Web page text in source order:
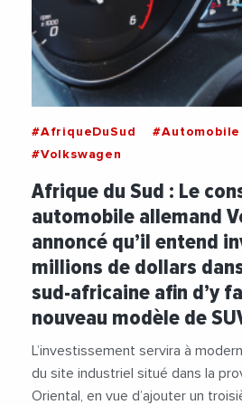
#AfriqueDuSud #Automobile
#Volkswagen
Afrique du Sud : Le
automobile allemand
annoncé qu’il entend
millions de dollars
sud-africaine afin d’y
nouveau modèle de
L’investissement servira à
du site industriel situé dans la
Oriental, en vue d’ajouter un